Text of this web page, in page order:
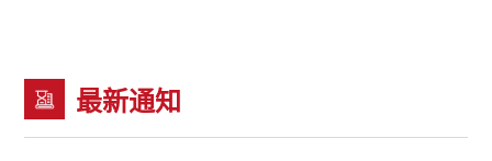
最新通知